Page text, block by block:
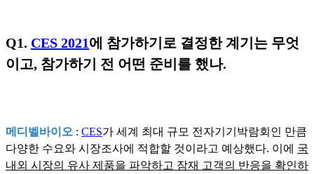
Q1. CES 2021에 참가하기로 결정한 계기는 무엇
이고, 참가하기 전 어떤 준비를 했나.
메디벨바이오 : CES가 세계 최대 규모 전자기기박람회인 만큼
다양한 수요와 시장조사에 적합할 것이라고 예상했다. 이에 국
내외 시장의 유사 제품을 파악하고 잠재 고객의 반응을 확인하